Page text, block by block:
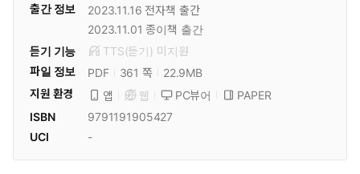
출간 정보 2023.11.16 전자책 출간
2023.11.01 종이책 출간
듣기 기능
TTS(듣기) 미 지원
파일 정보
PDF 361 쪽
22.9MB
지원 환경
앱 웹 PC뷰어
PAPER
ISBN
9791191905427
UCI
-